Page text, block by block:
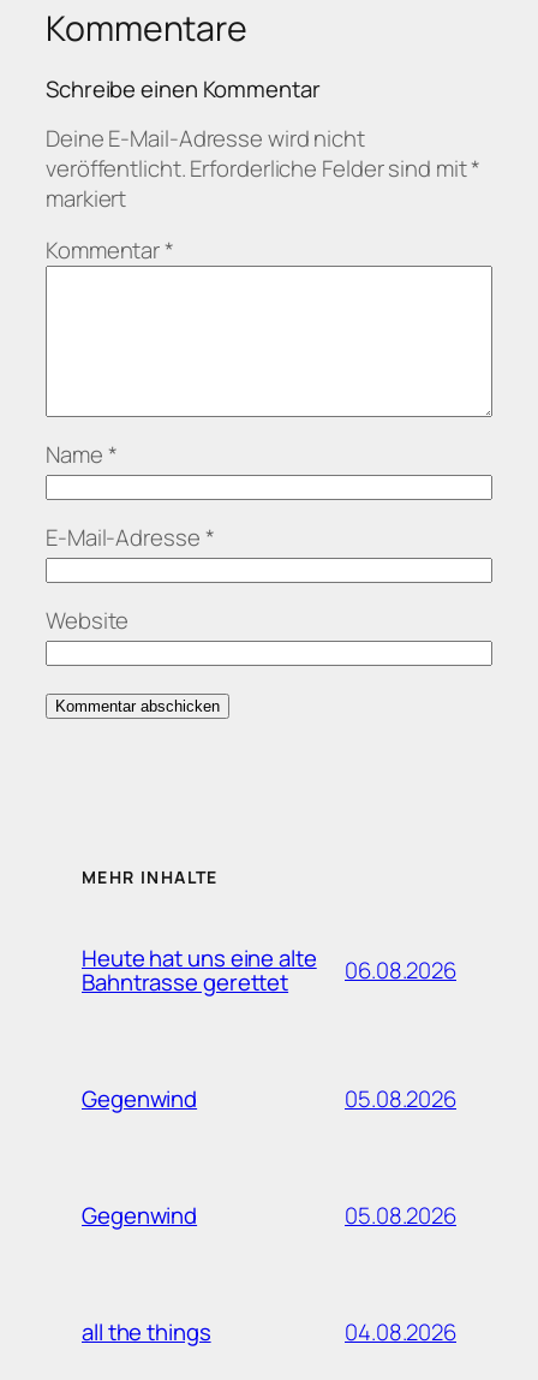
Kommentare
Schreibe einen Kommentar
Deine E-Mail-Adresse wird nicht
veröffentlicht.Erforderliche Felder sind mit*
markiert
Kommentar*
Name *
E-Mail-Adresse *
Website
MEHR INHALTE
Heute hat uns eine alte
Bahntrasse gerettet 06.08.2026
Gegenwind 05.08.2026
Gegenwind 05.08.2026
all the things 04.08.2026